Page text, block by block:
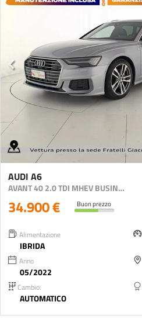
AUDI A6
AVANT 40 2.0 TDI MHEV BUSINESS SPORT QUATTRO S-TRONIC
34.900 € Buon prezzo
Alimentazione
IBRIDA
Anno
05/2022
Cambio:
AUTOMATICO